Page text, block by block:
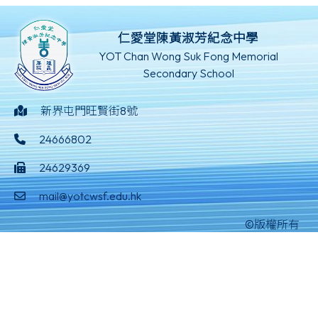
仁愛堂陳黃淑芳紀念中學
YOT Chan Wong Suk Fong Memorial
Secondary School
新界屯門旺賢街8號
24666802
24629369
mail@yotcwsf.edu.hk
©版權所有